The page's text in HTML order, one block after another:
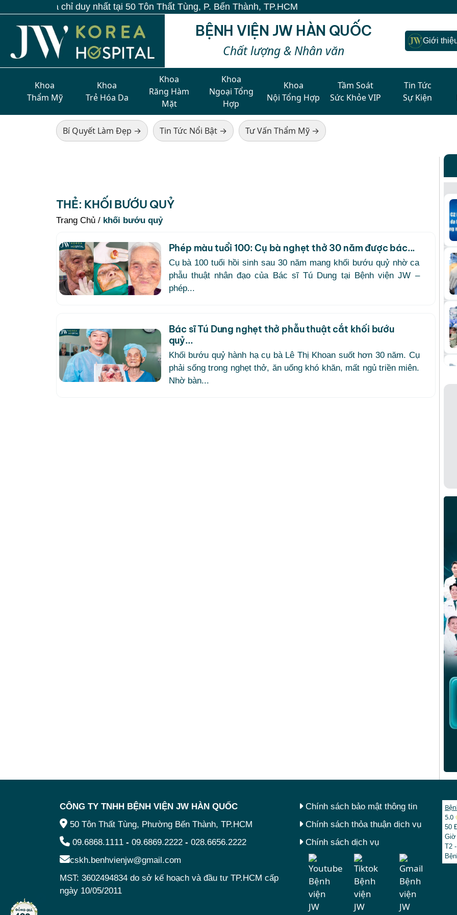
1 địa chỉ duy nhất tại 50 Tôn Thất Tùng, P. Bến Thành, TP.HCM
BỆNH VIỆN JW HÀN QUỐC
Chất lượng & Nhân văn
Giới
Khoa
Thẩm Mỹ
Khoa
Trẻ Hóa Da
Khoa
Răng Hàm
Mặt
Khoa
Ngoại Tổng
Hợp
Khoa
Nội Tổng Hợp
Tầm Soát
Sức Khỏe VIP
Tin Tức
Sự Kiện
Bí Quyết Làm Đẹp → Tin Tức Nổi Bật → Tư Vấn Thẩm Mỹ →
THẺ: KHỐI BƯỚU QUỶ
Trang Chủ/ khối bướu quỷ
Phép màu tuổi 100: Cụ bà nghẹt thở 30 năm được bác...
Cụ bà 100 tuổi hồi sinh sau 30 năm mang khối bướu quỷ nhờ ca
phẫu thuật nhân đạo của Bác sĩ Tú Dung tại Bệnh viện JW –
phép...
Bác sĩ Tú Dung nghẹt thở phẫu thuật cắt khối bướu
quỷ...
Khối bướu quỷ hành hạ cụ bà Lê Thị Khoan suốt hơn 30 năm. Cụ
phải sống trong nghẹt thở, ăn uống khó khăn, mất ngủ triền miên.
Nhờ bàn...
CÔNG TY TNHH BỆNH VIỆN JW HÀN QUỐC
50 Tôn Thất Tùng, Phường Bến Thành, TP.HCM
09.6868.1111 - 09.6869.2222 - 028.6656.2222
cskh.benhvienjw@gmail.com
MST: 3602494834 do sở kế hoạch và đầu tư TP.HCM cấp
ngày 10/05/2011
Chính sách bảo mật thông tin
Chính sách thỏa thuận dịch vụ
Chính sách dịch vụ
5.0
50
Giờ
T2